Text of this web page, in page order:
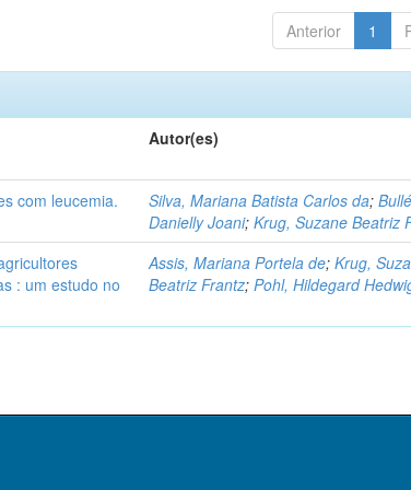
Anterior 1
Autor(es)
com leucemia. Silva, Mariana Batista Carlos da;
Danielly Joani;Krug, Suzane Beatriz
: um estudo no
Assis, Mariana Portela de;Krug,
Beatriz Frantz;Pohl, Hildegard